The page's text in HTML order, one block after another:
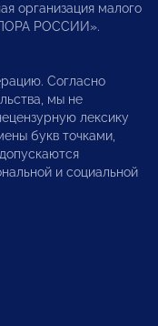
организация малого
РОССИИ».
Согласно
мы не
лексику
букв точками,
и социальной